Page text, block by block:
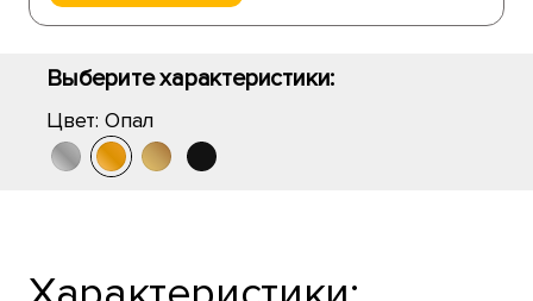
Выберите характеристики:
Цвет: Опал